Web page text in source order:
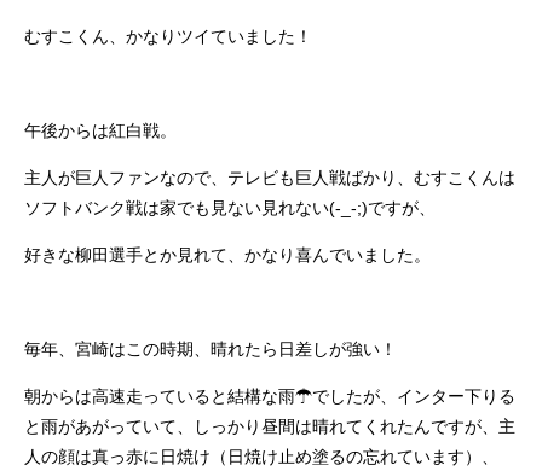
むすこくん、かなりツイていました！
午後からは紅白戦。
主人が巨人ファンなので、テレビも巨人戦ばかり、むすこくんは
ソフトバンク戦は家でも見ない見れない(-_-;)ですが、
好きな柳田選手とか見れて、かなり喜んでいました。
毎年、宮崎はこの時期、晴れたら日差しが強い！
朝からは高速走っていると結構な雨☂でしたが、インター下りる
と雨があがっていて、しっかり昼間は晴れてくれたんですが、主
人の顔は真っ赤に日焼け（日焼け止め塗るの忘れています）、